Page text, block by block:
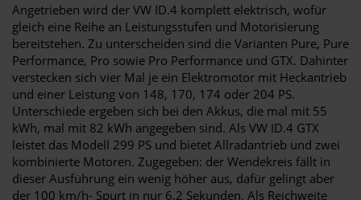
Angetrieben wird der VW ID.4 komplett elektrisch, wofür
gleich eine Reihe an Leistungsstufen und Motorisierung
bereitstehen. Zu unterscheiden sind die Varianten Pure, Pure
Performance, Pro sowie Pro Performance und GTX. Dahinter
verstecken sich vier Mal je ein Elektromotor mit Heckantrieb
und einer Leistung von 148, 170, 174 oder 204 PS.
Unterschiede ergeben sich bei den Akkus, die mal mit 55
kWh, mal mit 82 kWh angegeben sind. Als VW ID.4 GTX
leistet das Modell 299 PS und bietet Allradantrieb und zwei
kombinierte Motoren. Zugegeben: der Wendekreis fällt in
dieser Ausführung ein wenig höher aus, dafür gelingt aber
der 100 km/h- Spurt in nur 6,2 Sekunden. Als Reichweite